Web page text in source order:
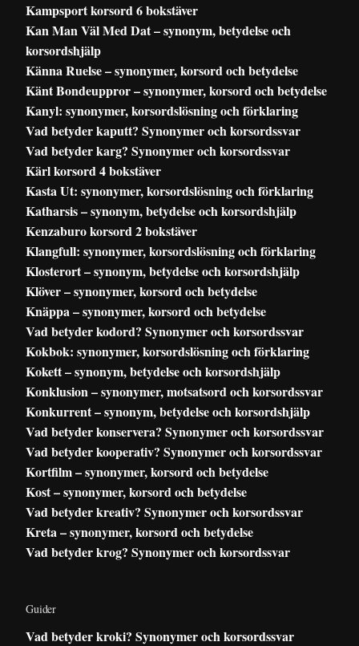
Kampsport korsord 6 bokstäver
Kan Man Väl Med Dat – synonym, betydelse och
korsordshjälp
Känna Ruelse – synonymer, korsord och betydelse
Känt Bondeuppror – synonymer, korsord och betydelse
Kanyl: synonymer, korsordslösning och förklaring
Vad betyder kaputt? Synonymer och korsordssvar
Vad betyder karg? Synonymer och korsordssvar
Kärl korsord 4 bokstäver
Kasta Ut: synonymer, korsordslösning och förklaring
Katharsis – synonym, betydelse och korsordshjälp
Kenzaburo korsord 2 bokstäver
Klangfull: synonymer, korsordslösning och förklaring
Klosterort – synonym, betydelse och korsordshjälp
Klöver – synonymer, korsord och betydelse
Knäppa – synonymer, korsord och betydelse
Vad betyder kodord? Synonymer och korsordssvar
Kokbok: synonymer, korsordslösning och förklaring
Kokett – synonym, betydelse och korsordshjälp
Konklusion – synonymer, motsatsord och korsordssvar
Konkurrent – synonym, betydelse och korsordshjälp
Vad betyder konservera? Synonymer och korsordssvar
Vad betyder kooperativ? Synonymer och korsordssvar
Kortfilm – synonymer, korsord och betydelse
Kost – synonymer, korsord och betydelse
Vad betyder kreativ? Synonymer och korsordssvar
Kreta – synonymer, korsord och betydelse
Vad betyder krog? Synonymer och korsordssvar
Guider
Vad betyder kroki? Synonymer och korsordssvar